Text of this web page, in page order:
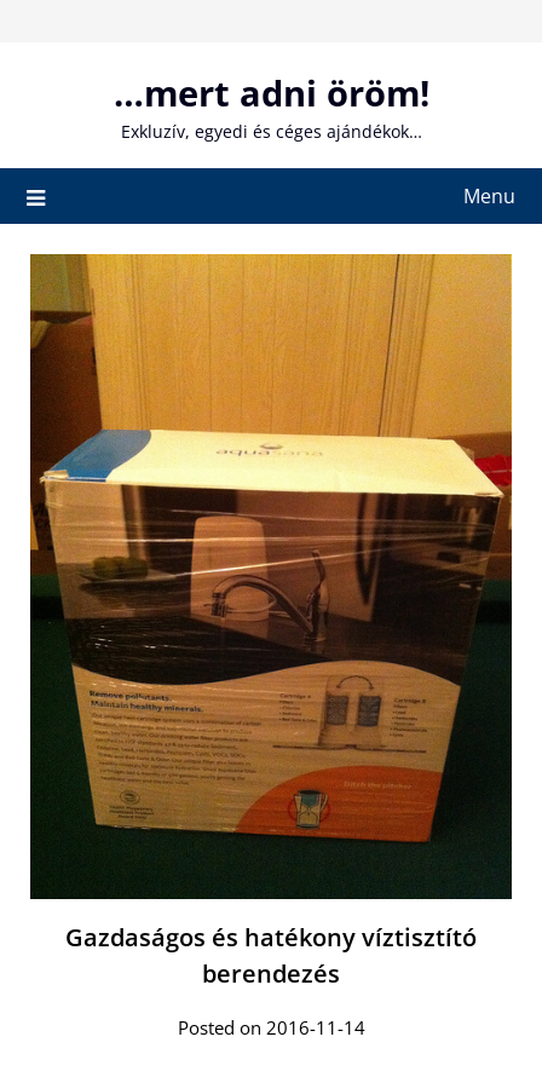
…mert adni öröm!
Exkluzív, egyedi és céges ajándékok…
Menu
Gazdaságos és hatékony víztisztító
berendezés
Posted on 2016-11-14